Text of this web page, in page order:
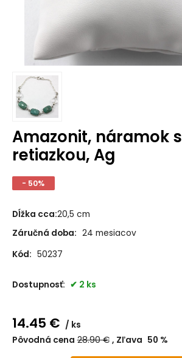
Amazonit, náramok s
retiazkou, Ag
- 50%
Dĺžka cca:20,5 cm
Záručná doba: 24 mesiacov
Kód: 50237
Dostupnosť: 2 ks
14.45 €
ks
Pôvodná cena 28.90€ Zľava 50 %